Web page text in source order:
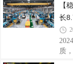
家
品
“
展
集
业
展
【
长
质